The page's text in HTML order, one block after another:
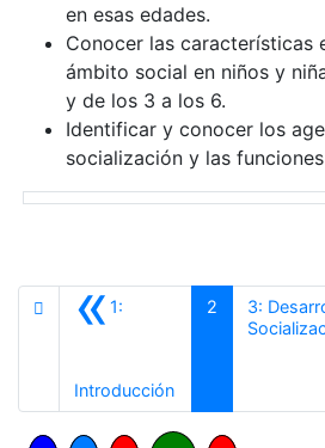
en esas edades.
Conocer las características
ámbito social en niños y
y de los 3 a los 6.
Identificar y conocer los
socialización y las
«1:
IntroducciónAnterior
2
3: